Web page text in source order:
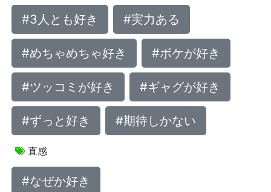
#3人とも好き #実力ある
#めちゃめちゃ好き #ボケが好き
#ツッコミが好き #ギャグが好き
#ずっと好き #期待しかない
直感
#なぜか好き